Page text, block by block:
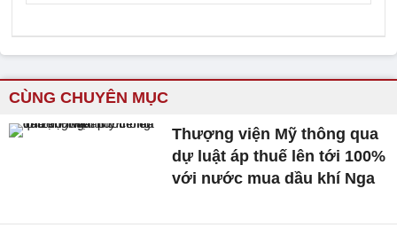
CÙNG CHUYÊN MỤC
Thượng viện Mỹ thông qua
dự luật áp thuế lên tới 100%
với nước mua dầu khí Nga